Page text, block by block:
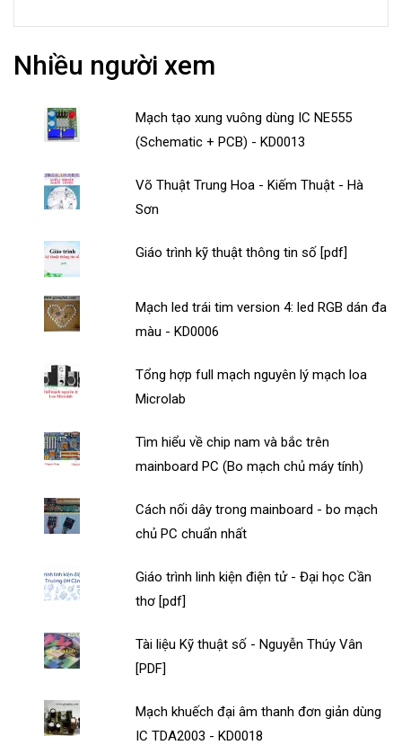
Nhiều người xem
Mạch tạo xung vuông dùng IC NE555
(Schematic + PCB) - KD0013
Võ Thuật Trung Hoa - Kiếm Thuật - Hà
Sơn
Giáo trình kỹ thuật thông tin số [pdf]
Mạch led trái tim version 4: led RGB dán đa
màu - KD0006
Tổng hợp full mạch nguyên lý mạch loa
Microlab
Tìm hiểu về chip nam và bắc trên
mainboard PC (Bo mạch chủ máy tính)
Cách nối dây trong mainboard - bo mạch
chủ PC chuẩn nhất
Giáo trình linh kiện điện tử - Đại học Cần
thơ [pdf]
Tài liệu Kỹ thuật số - Nguyễn Thúy Vân
[PDF]
Mạch khuếch đại âm thanh đơn giản dùng
IC TDA2003 - KD0018